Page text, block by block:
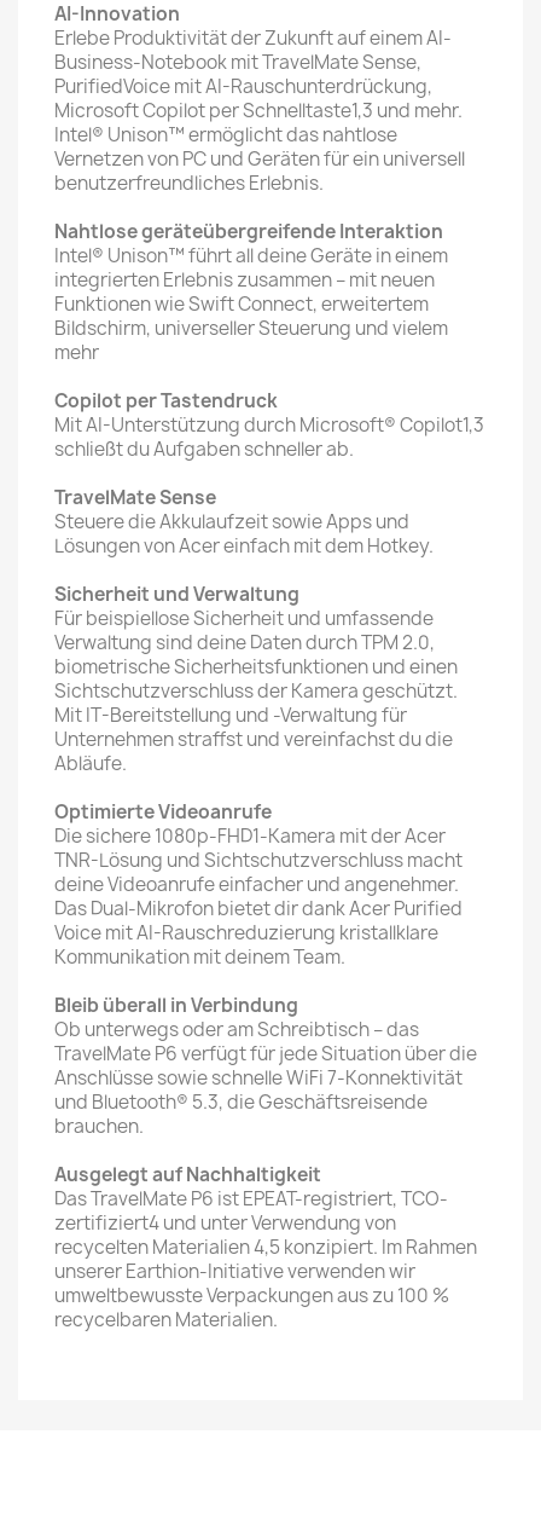
AI-Innovation
Erlebe Produktivität der Zukunft auf einem AI-
Business-Notebook mit TravelMate Sense,
PurifiedVoice mit AI-Rauschunterdrückung,
Microsoft Copilot per Schnelltaste1,3 und mehr.
Intel® Unison™ ermöglicht das nahtlose
Vernetzen von PC und Geräten für ein universell
benutzerfreundliches Erlebnis.
Nahtlose geräteübergreifende Interaktion
Intel® Unison™ führt all deine Geräte in einem
integrierten Erlebnis zusammen – mit neuen
Funktionen wie Swift Connect, erweitertem
Bildschirm, universeller Steuerung und vielem
mehr
Copilot per Tastendruck
Mit AI-Unterstützung durch Microsoft® Copilot1,3
schließt du Aufgaben schneller ab.
TravelMate Sense
Steuere die Akkulaufzeit sowie Apps und
Lösungen von Acer einfach mit dem Hotkey.
Sicherheit und Verwaltung
Für beispiellose Sicherheit und umfassende
Verwaltung sind deine Daten durch TPM 2.0,
biometrische Sicherheitsfunktionen und einen
Sichtschutzverschluss der Kamera geschützt.
Mit IT-Bereitstellung und -Verwaltung für
Unternehmen straffst und vereinfachst du die
Abläufe.
Optimierte Videoanrufe
Die sichere 1080p-FHD1-Kamera mit der Acer
TNR-Lösung und Sichtschutzverschluss macht
deine Videoanrufe einfacher und angenehmer.
Das Dual-Mikrofon bietet dir dank Acer Purified
Voice mit AI-Rauschreduzierung kristallklare
Kommunikation mit deinem Team.
Bleib überall in Verbindung
Ob unterwegs oder am Schreibtisch – das
TravelMate P6 verfügt für jede Situation über die
Anschlüsse sowie schnelle WiFi 7-Konnektivität
und Bluetooth® 5.3, die Geschäftsreisende
brauchen.
Ausgelegt auf Nachhaltigkeit
Das TravelMate P6 ist EPEAT-registriert, TCO-
zertifiziert4 und unter Verwendung von
recycelten Materialien 4,5 konzipiert. Im Rahmen
unserer Earthion-Initiative verwenden wir
umweltbewusste Verpackungen aus zu 100 %
recycelbaren Materialien.